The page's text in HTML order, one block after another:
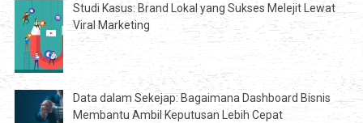
Studi Kasus: Brand Lokal yang Sukses Melejit Lewat
Viral Marketing
Data dalam Sekejap: Bagaimana Dashboard Bisnis
Membantu Ambil Keputusan Lebih Cepat